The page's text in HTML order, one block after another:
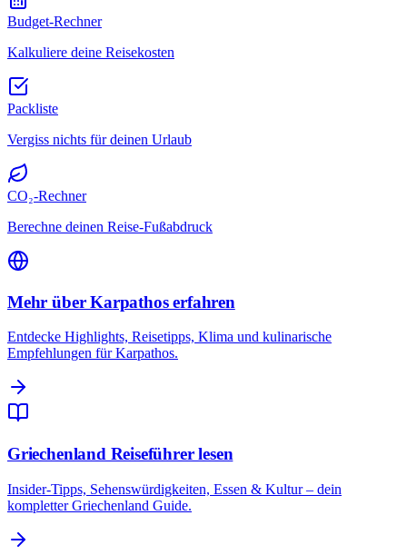
Budget-Rechner
Kalkuliere deine Reisekosten
Packliste
Vergiss nichts für deinen Urlaub
CO₂-Rechner
Berechne deinen Reise-Fußabdruck
Mehr über Karpathos erfahren
Entdecke Highlights, Reisetipps, Klima und kulinarische
Empfehlungen für Karpathos.
Griechenland Reiseführer lesen
Insider-Tipps, Sehenswürdigkeiten, Essen & Kultur – dein
kompletter Griechenland Guide.